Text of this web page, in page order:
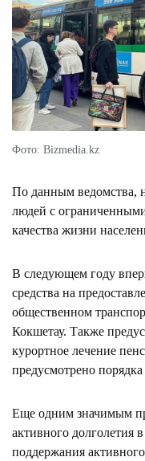
Фото: Bizmedia.kz
По данным ведомства,
людей с
качества жизни
В следующем году
средства на
общественном
Кокшетау. Также
курортное лечение
предусмотрено
Еще одним значимым
активного долголетия
поддержания